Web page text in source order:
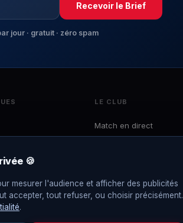
Recevoir le Brief
jour · gratuit · zéro spam
LE CLUB
Match en direct
Interviews
Le Brief
🍪
mesurer l'audience et afficher des publicités
accepter, tout refuser, ou choisir précisément.
.